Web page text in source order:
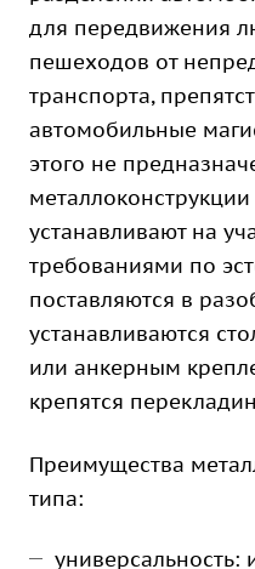
для передвижения
пешеходов от
транспорта,
автомобильные
этого не
устанавливают на
требованиями по
поставляются в
устанавливаются
или анкерным
крепятся
Преимущества
типа:
универсальность: